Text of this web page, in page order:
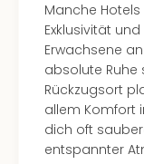
Manche
Exklusivität
Erwachsene
absolute
Rückzugsort
allem Komfort
dich oft
entspannter